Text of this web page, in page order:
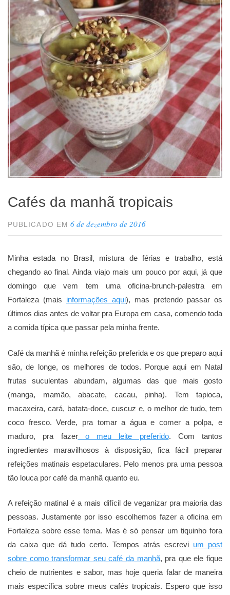
Cafés da manhã tropicais
PUBLICADO EM6 de dezembro de 2016
Minha estada no Brasil, mistura de férias e trabalho, está
chegando ao final. Ainda viajo mais um pouco por aqui, já que
domingo que vem tem uma oficina-brunch-palestra em
Fortaleza (mais informações aqui), mas pretendo passar os
últimos dias antes de voltar pra Europa em casa, comendo toda
a comida típica que passar pela minha frente.
Café da manhã é minha refeição preferida e os que preparo aqui
são, de longe, os melhores de todos. Porque aqui em Natal
frutas suculentas abundam, algumas das que mais gosto
(manga, mamão, abacate, cacau, pinha). Tem tapioca,
macaxeira, cará, batata-doce, cuscuz e, o melhor de tudo, tem
coco fresco. Verde, pra tomar a água e comer a polpa, e
maduro, pra fazero meu leite preferido. Com tantos
ingredientes maravilhosos à disposição, fica fácil preparar
refeições matinais espetaculares. Pelo menos pra uma pessoa
tão louca por café da manhã quanto eu.
A refeição matinal é a mais difícil de veganizar pra maioria das
pessoas. Justamente por isso escolhemos fazer a oficina em
Fortaleza sobre esse tema. Mas é só pensar um tiquinho fora
da caixa que dá tudo certo. Tempos atrás escrevi um post
sobre como transformar seu café da manhã, pra que ele fique
cheio de nutrientes e sabor, mas hoje queria falar de maneira
mais específica sobre meus cafés tropicais. Espero que isso